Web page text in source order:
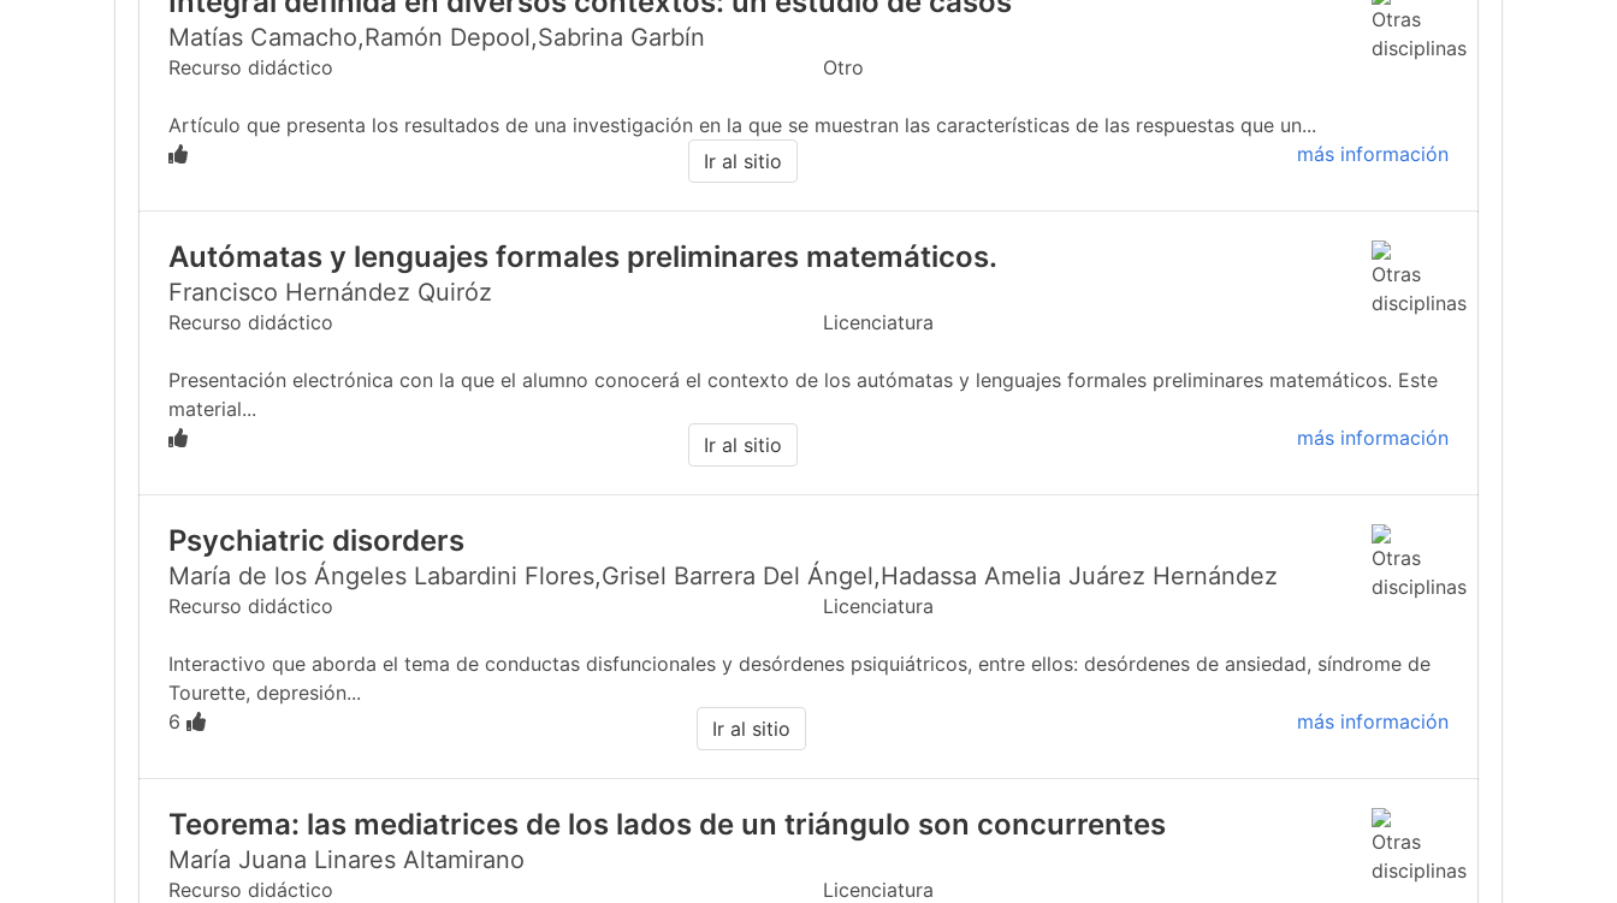
Matías Camacho,Ramón Depool,Sabrina Garbín
Recurso didáctico Otro
Artículo que presenta los resultados de una investigación en la que se muestran las características de las respuestas que un...
más información
Ir al sitio
Autómatas y lenguajes formales preliminares matemáticos.
Francisco Hernández Quiróz
Recurso didáctico Licenciatura
Presentación electrónica con la que el alumno conocerá el contexto de los autómatas y lenguajes formales preliminares matemáticos. Este
material...
más información
Ir al sitio
Psychiatric disorders
María de los Ángeles Labardini Flores,Grisel Barrera Del Ángel,Hadassa Amelia Juárez Hernández
Recurso didáctico Licenciatura
Interactivo que aborda el tema de conductas disfuncionales y desórdenes psiquiátricos, entre ellos: desórdenes de ansiedad, síndrome de
Tourette, depresión...
6
más información
Ir al sitio
Teorema: las mediatrices de los lados de un triángulo son concurrentes
María Juana Linares Altamirano
Recurso didáctico Licenciatura